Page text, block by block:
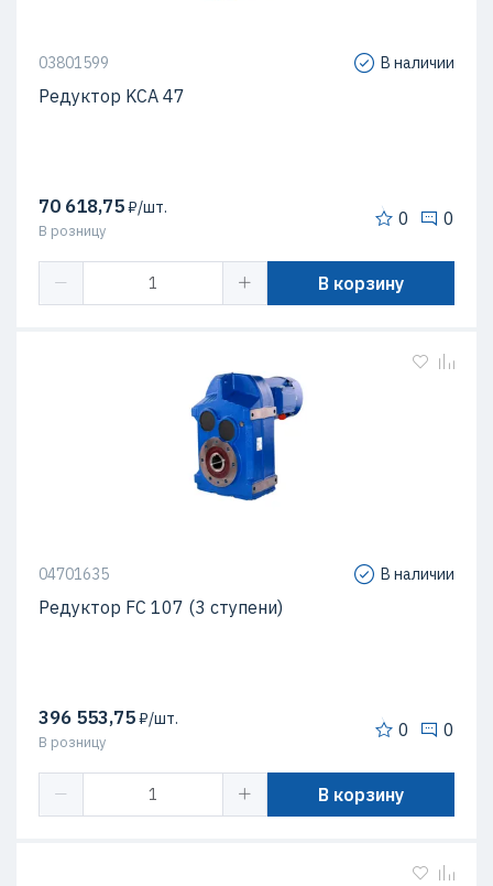
03801599 В наличии
Редуктор KCA 47
70 618,75₽/шт.
В розницу
0 0
В корзину
04701635 В наличии
Редуктор FC 107 (3 ступени)
396 553,75₽/шт.
В розницу
0 0
В корзину